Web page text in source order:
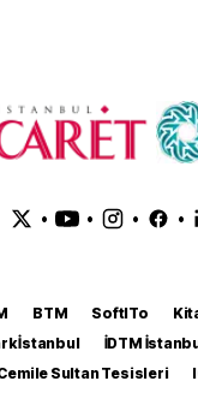
• • • •
BTM SoftITo
İstanbul
İDTM
Sultan Tesisleri